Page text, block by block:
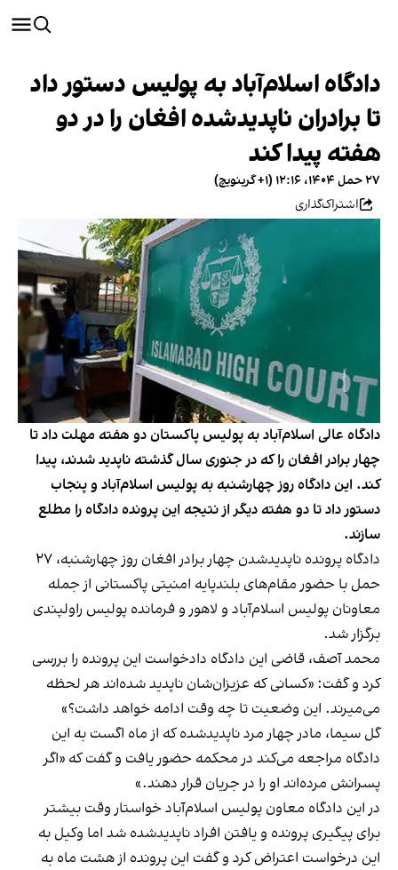
دادگاه اسلام‌آباد به پولیس دستور داد
تا برادران ناپدیدشده افغان را در دو
هفته پیدا کند
۲۷ حمل ۱۴۰۴، ۱۲:۱۶ (‎+۱ گرینویچ)
اشتراک‌گذاری
دادگاه عالی اسلام‌آباد به پولیس پاکستان دو هفته مهلت داد تا
چهار برادر افغان را که در جنوری سال گذشته ناپدید شدند، پیدا
کند. این دادگاه روز چهارشنبه به پولیس اسلام‌آباد و پنجاب
دستور داد تا دو هفته دیگر از نتیجه این پرونده دادگاه را مطلع
سازند.
دادگاه پرونده ناپدیدشدن چهار برادر افغان روز چهارشنبه، ۲۷
حمل با حضور مقام‌های بلندپایه امنیتی پاکستانی از جمله
معاونان پولیس اسلام‌آباد و لاهور و فرمانده پولیس راولپندی
برگزار شد.
محمد آصف، قاضی این دادگاه دادخواست این پرونده را بررسی
کرد و گفت: «کسانی که عزیزان‌شان ناپدید شده‌اند هر لحظه
می‌میرند. این وضعیت تا چه وقت ادامه خواهد داشت؟»
گل سیما، مادر چهار مرد ناپدیدشده که از ماه اگست به این
دادگاه مراجعه می‌کند در محکمه حضور یافت و گفت که «اگر
پسرانش مرده‌اند او را در جریان قرار دهند.»
در این دادگاه معاون پولیس اسلام‌آباد خواستار وقت بیشتر
برای پیگیری پرونده و یافتن افراد ناپدیدشده شد اما وکیل به
این درخواست اعتراض کرد و گفت این پرونده از هشت ماه به